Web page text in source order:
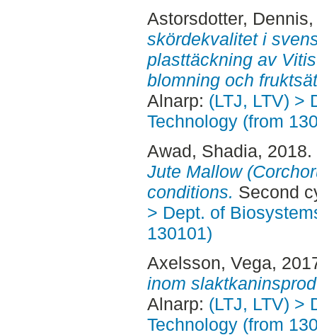
Astorsdotter, Dennis
skördekvalitet i
plasttäckning av
blomning och
Alnarp: (LTJ, LTV) >
Technology (from
Awad, Shadia, 2018.
Jute Mallow
conditions. Second
> Dept. of
130101)
Axelsson, Vega,
inom
Alnarp: (LTJ, LTV) >
Technology (from